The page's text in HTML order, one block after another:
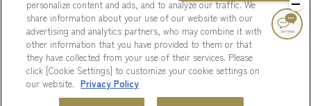
Cookie Settings
© Sotetsu Hotel Management CO., LTD.
personalize content and ads, and to analyze our traffic. We
share information about your use of our website with our
advertising and analytics partners, who may combine it with
other information that you have provided to them or that
they have collected from your use of their services. Please
click [Cookie Settings] to customize your cookie settings on
our website. Privacy Policy